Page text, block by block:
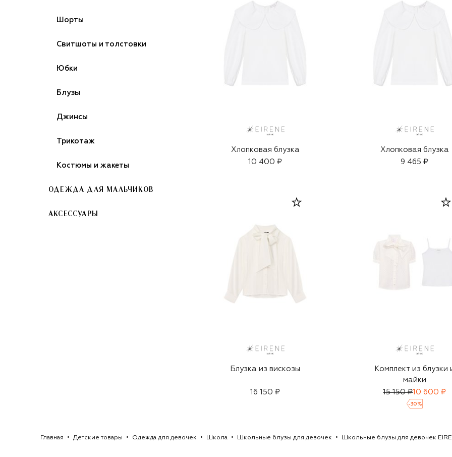
Шорты
Свитшоты и толстовки
Юбки
Блузы
Джинсы
Трикотаж
Костюмы и жакеты
ОДЕЖДА ДЛЯ МАЛЬЧИКОВ
АКСЕССУАРЫ
Хлопковая блузка
10 400 ₽
Хлопковая блузка
9 465 ₽
Блузка из вискозы
16 150 ₽
Комплект из блузки
майки
15 150 ₽10 600 ₽
-30 %
Главная Детские товары Одежда для девочек Школа Школьные блузы для девочек Школьные блузы для девочек